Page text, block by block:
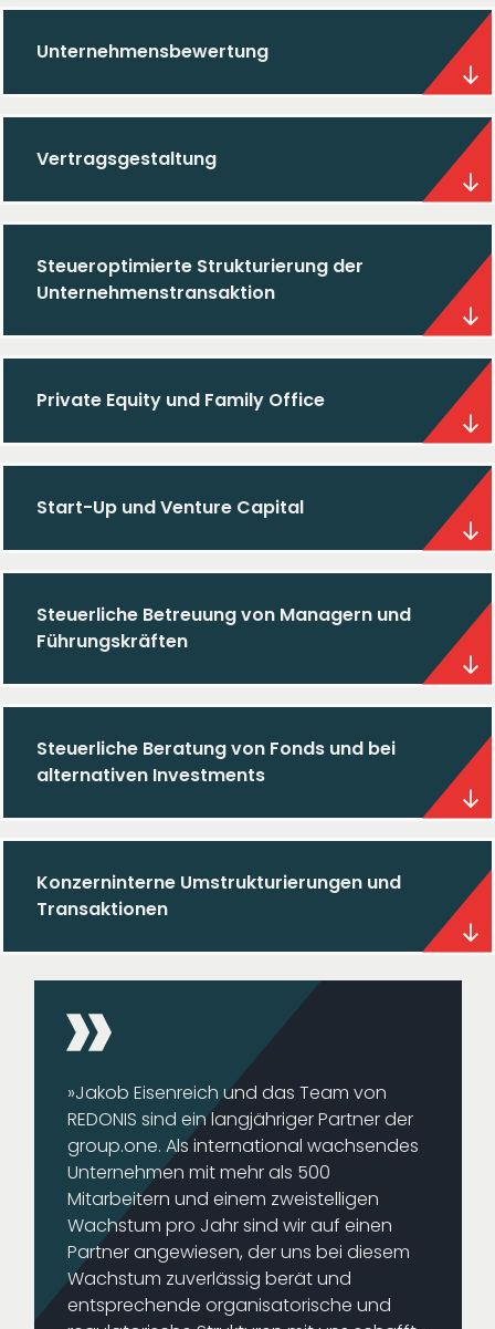
Unternehmensbewertung
Vertragsgestaltung
Steueroptimierte Strukturierung der
Unternehmenstransaktion
Private Equity und Family Office
Start-Up und Venture Capital
Steuerliche Betreuung von Managern und
Führungskräften
Steuerliche Beratung von Fonds und bei
alternativen Investments
Konzerninterne Umstrukturierungen und
Transaktionen
»Jakob Eisenreich und das Team von
REDONIS sind ein langjähriger Partner der
group​.one. Als international wachsendes
Unternehmen mit mehr als 500
Mitarbeitern und einem zweistelligen
Wachstum pro Jahr sind wir auf einen
Partner angewiesen, der uns bei diesem
Wachstum zuverlässig berät und
entsprechende organisatorische und